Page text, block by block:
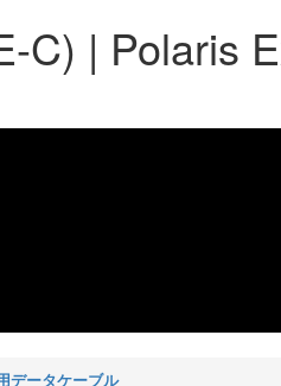
C) | Polaris
データケーブル